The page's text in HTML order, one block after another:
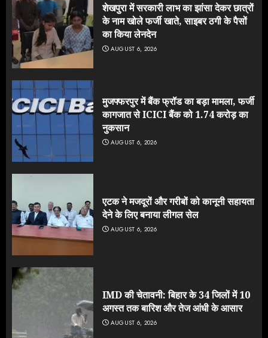
शेखपुरा में सरकारी लाभ का झांसा देकर छात्रों
के नाम खोले फर्जी खाते, साइबर ठगी के पैसों
का किया लेनदेन
AUGUST 6, 2026
मुजफ्फरपुर में बैंक फ्रॉड का बड़ा मामला, फर्जी
कागजात से ICICI बैंक को 1.74 करोड़ का
नुकसान
AUGUST 6, 2026
एटक ने मजदूरों और गरीबों को कानूनी सहायता
देने के लिए बनाया लीगल सेल
AUGUST 6, 2026
IMD की चेतावनी: बिहार के 34 जिलों में 10
अगस्त तक बारिश और तेज आंधी के आसार
AUGUST 6, 2026